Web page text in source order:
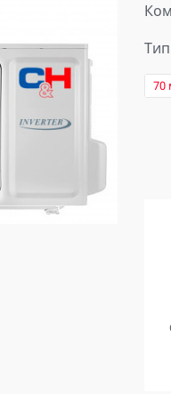
Тип
70